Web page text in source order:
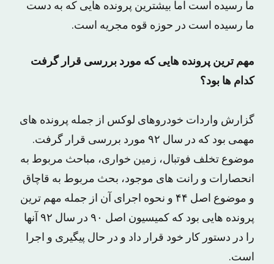
ما رسیده است اما بیشترین پرونده هایی که به دست
ما رسیده است در حوزه قوه مجریه است.
مهم ترین پرونده هایی که مورد بررسی قرار گرفت
کدام ها بود؟
گزارش واردات خودروهای لوکس از جمله پرونده های
مهمی بود که در سال ۹۲ مورد بررسی قرار گرفت.
موضوع تخلف فوتبال، زمین خواری، مباحث مربوط به
انحصارات و رانت های موجود، بحث مربوط به قاچاق
و موضوع اصل ۴۴ و نحوه اجرای آن از جمله مهم ترین
پرونده هایی بود که کمیسیون اصل ۹۰ در سال ۹۲ آنها
را در دستور کار خود قرار داد و در حال پیگیری و اجرا
است.